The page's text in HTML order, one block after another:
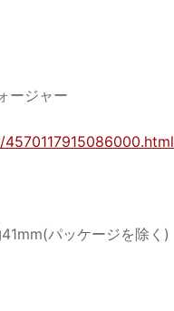
ージャー
パッケージを除く)